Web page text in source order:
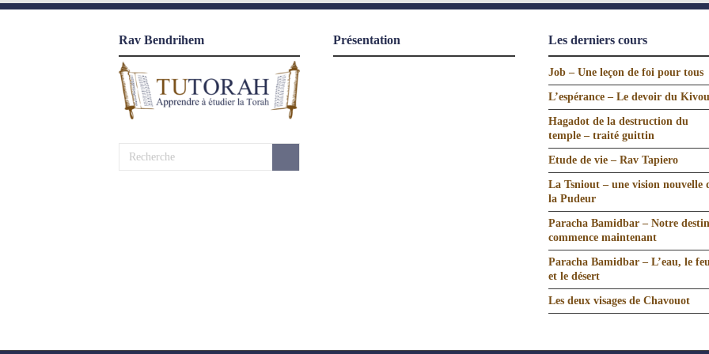
Rav Bendrihem Présentation Les derniers cours
Job – Une leçon de foi pour tous
L’espérance – Le devoir du
Hagadot de la destruction du
temple – traité guittin
Etude de vie – Rav Tapiero
La Tsniout – une vision nouvelle
la Pudeur
Paracha Bamidbar – Notre destin
commence maintenant
Paracha Bamidbar – L’eau, le
et le désert
Les deux visages de Chavouot